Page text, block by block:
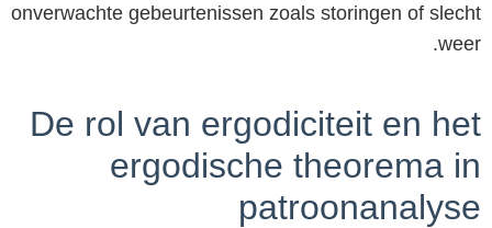
onverwachte gebeurtenissen zoals storingen of slecht
weer.
De rol van ergodiciteit en het
ergodische theorema in
patroonanalyse